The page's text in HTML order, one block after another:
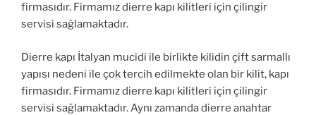
firmasıdır. Firmamız dierre kapı kilitleri için çilingir
servisi sağlamaktadır.
Dierre kapı İtalyan mucidi ile birlikte kilidin çift sarmallı
yapısı nedeni ile çok tercih edilmekte olan bir kilit, kapı
firmasıdır. Firmamız dierre kapı kilitleri için çilingir
servisi sağlamaktadır. Aynı zamanda dierre anahtar